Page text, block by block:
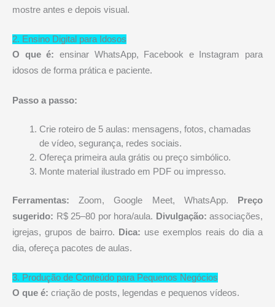
mostre antes e depois visual.
2. Ensino Digital para Idosos
O que é: ensinar WhatsApp, Facebook e Instagram para
idosos de forma prática e paciente.
Passo a passo:
Crie roteiro de 5 aulas: mensagens, fotos, chamadas
de vídeo, segurança, redes sociais.
Ofereça primeira aula grátis ou preço simbólico.
Monte material ilustrado em PDF ou impresso.
Ferramentas: Zoom, Google Meet, WhatsApp.
Preço
sugerido: R$ 25–80 por hora/aula. Divulgação: associações,
igrejas, grupos de bairro.
Dica: use exemplos reais do dia a
dia, ofereça pacotes de aulas.
3. Produção de Conteúdo para Pequenos Negócios
O que é: criação de posts, legendas e pequenos vídeos.